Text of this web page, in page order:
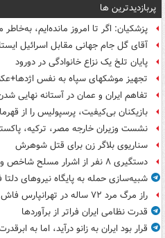
پربازدیدترین ها
پزشکیان: اگر تا امروز مانده‌ایم،
آقای گل جام جهانی مقابل اسرائیل
پایان تلخ یک نزاع خانوادگی در دورود
تجهیز موشکهای سپاه به نفس
تفاهم ایران و عمان در آستانه نهایی
بازیکنان بی‌کیفیت، پرسپولیس را از
نشست وزیران خارجه مصر، ترکیه،
سناریوی بلاگر زن برای قتل شوهرش
دستگیری ۸ نفر از اشرار مسلح شاخص و مرتبطین گروهک های تروریستی
شبیه‌سازی حمله به پایگاه نیروهای
راز مرگ مرد ۷۲ ساله در تهرانپارس فاش شد
قدرت نظامی ایران فراتر از برآوردها
قرار بود ایران به زانو درآید، اما به